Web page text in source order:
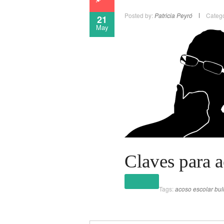
21
May
Posted by: Patricia Peyró
Claves para
Tags: acoso escolar